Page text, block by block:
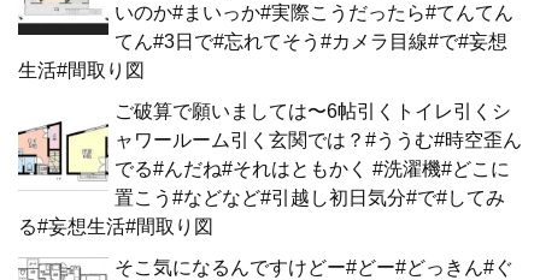
いのか#まいっか#実際こうだったら#てんてん
てん#3日で#忘れてそう#カメラ目線#で#妄想
生活#間取り図
ご破算で願いましては〜6帖引くトイレ引くシ
ャワールーム引く玄関では？#ううむ#時空歪ん
でる#んだね#それはともかく #洗濯機#どこに
置こう#などなど#引越し初日気分#で#してみ
る#妄想生活#間取り図
そこ気になるんですけどー#どー#どっきん#ぐ